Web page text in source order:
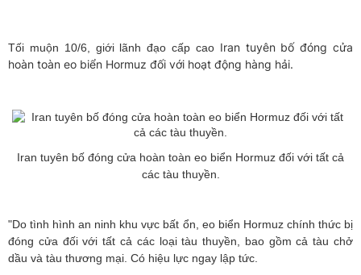
Tối muộn 10/6, giới lãnh đạo cấp cao Iran tuyên bố đóng cửa
hoàn toàn eo biển Hormuz đối với hoạt động hàng hải.
Iran tuyên bố đóng cửa hoàn toàn eo biển Hormuz đối với tất cả
các tàu thuyền.
"Do tình hình an ninh khu vực bất ổn, eo biển Hormuz chính thức bị
đóng cửa đối với tất cả các loại tàu thuyền, bao gồm cả tàu chở
dầu và tàu thương mại. Có hiệu lực ngay lập tức.